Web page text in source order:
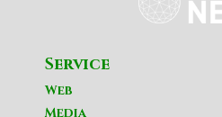
Service
Web
Media